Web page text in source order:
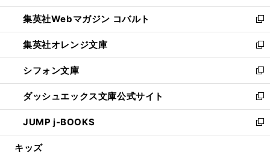
開
く
ウ
で
開
く
ン
ド
ウ
で
開
く
ウ
ィ
ン
ド
ウ
で
開
く
集英社Webマガジン コバルト
新
し
い
ウ
ィ
ン
ド
ウ
で
開
集英社オレンジ文庫
新
し
い
ウ
ィ
ン
ド
ウ
シフォン文庫
新
し
い
ウ
ィ
ン
ダッシュエックス文庫公式サイト
新
し
い
ウ
JUMP j-BOOKS
新
し
キッズ